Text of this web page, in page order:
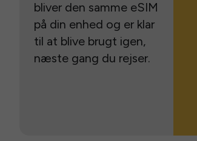
bliver den samme eSIM
på din enhed og er klar
til at blive brugt igen,
næste gang du rejser.